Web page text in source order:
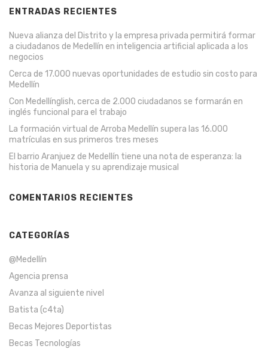
ENTRADAS RECIENTES
Nueva alianza del Distrito y la empresa privada permitirá formar
a ciudadanos de Medellín en inteligencia artificial aplicada a los
negocios
Cerca de 17.000 nuevas oportunidades de estudio sin costo para
Medellín
Con Medellínglish, cerca de 2.000 ciudadanos se formarán en
inglés funcional para el trabajo
La formación virtual de Arroba Medellín supera las 16.000
matrículas en sus primeros tres meses
El barrio Aranjuez de Medellín tiene una nota de esperanza: la
historia de Manuela y su aprendizaje musical
COMENTARIOS RECIENTES
CATEGORÍAS
@Medellín
Agencia prensa
Avanza al siguiente nivel
Batista (c4ta)
Becas Mejores Deportistas
Becas Tecnologías